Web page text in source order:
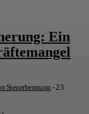
Ein
Steuerberatung- 23.